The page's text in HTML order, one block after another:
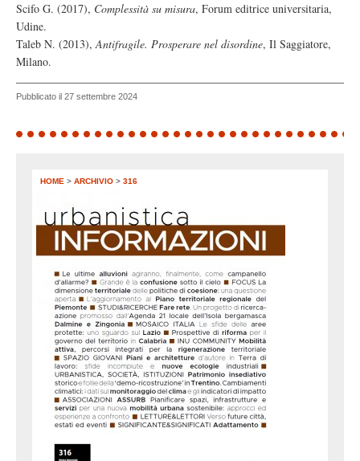
Scifo G. (2017), Complessità su misura, Forum editrice universitaria,
Udine.
Taleb N. (2013),Antifragile. Prosperare nel disordine, Il Saggiatore,
Milano.
Pubblicato il 27 settembre 2024
HOME > ARCHIVIO > 316